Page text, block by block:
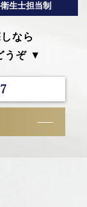
生士担当制
なら
うぞ ▼